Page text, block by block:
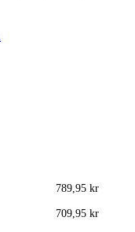
789,95 kr
709,95 kr